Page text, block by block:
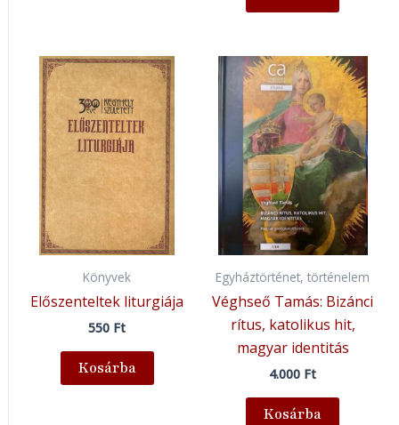
Könyvek
Előszenteltek liturgiája
550 Ft
Kosárba
Egyháztörténet, történelem
Véghseő Tamás: Bizánci
rítus, katolikus hit,
magyar identitás
4.000 Ft
Kosárba